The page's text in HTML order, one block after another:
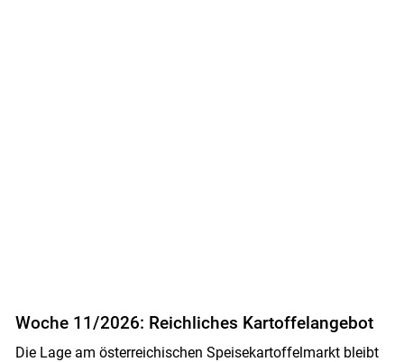
Skip to main content
Woche 11/2026: Reichliches Kartoffelangebot
Die Lage am österreichischen Speisekartoffelmarkt bleibt